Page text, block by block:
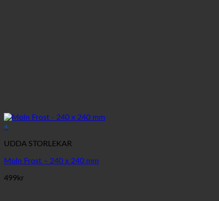
+
UDDA STORLEKAR
Moln Frost – 240 x 240 mm
499 kr